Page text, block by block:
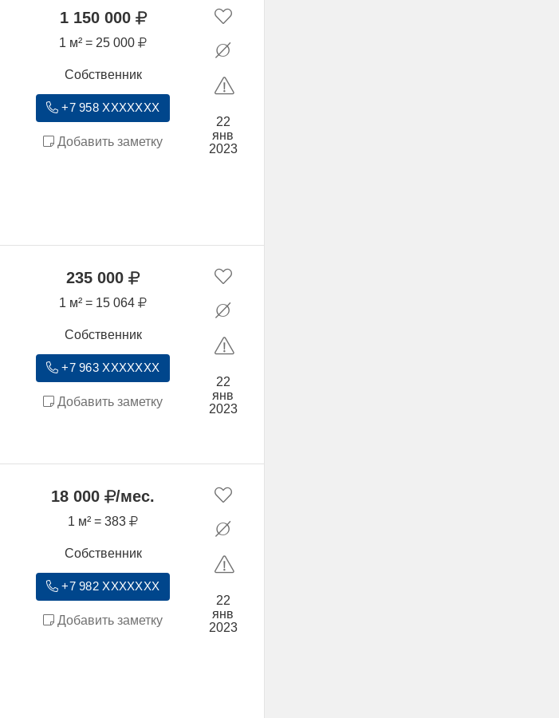
1 150 000
1 м² = 25 000
Собственник
+7 958 XXXXXXX
Добавить заметку
22
янв
2023
235 000
1 м² = 15 064
Собственник
+7 963 XXXXXXX
Добавить заметку
22
янв
2023
18 000 /мес.
1 м² = 383
Собственник
+7 982 XXXXXXX
Добавить заметку
22
янв
2023